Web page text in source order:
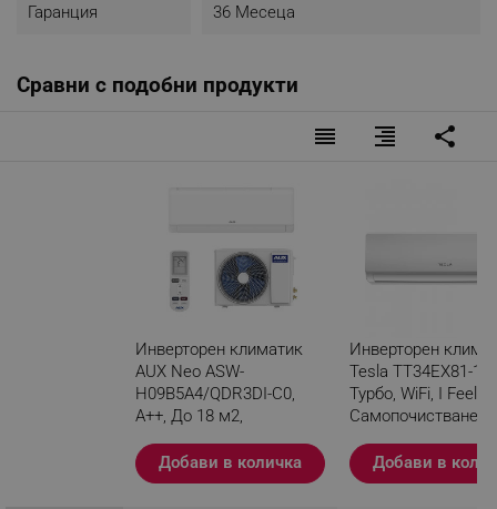
Гаранция 36 Месеца
Сравни с подобни продукти
reorder format_align_right share
Инверторен климатик
AUX Neo ASW-
H09B5A4/QDR3DI-C0,
A++, До 18 м2,
Самопочистване,
"Витамин C" филтър,
Добави в количка
Инверторен
Tesla TT34EX81-
Турбо, WiFi, I Feel,
Самопочистване,
Добави в